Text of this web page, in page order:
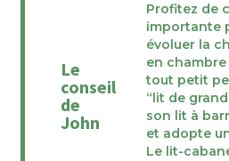
Le
conseil
de
John
Profitez de
importante
évoluer la
en chambre
tout petit
“lit de
son lit à
et adopte
Le lit-